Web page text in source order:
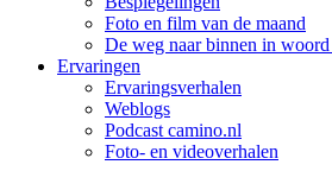
Foto en film van de maand
De weg naar binnen in woord
Ervaringen
Ervaringsverhalen
Weblogs
Podcast camino.nl
Foto- en videoverhalen